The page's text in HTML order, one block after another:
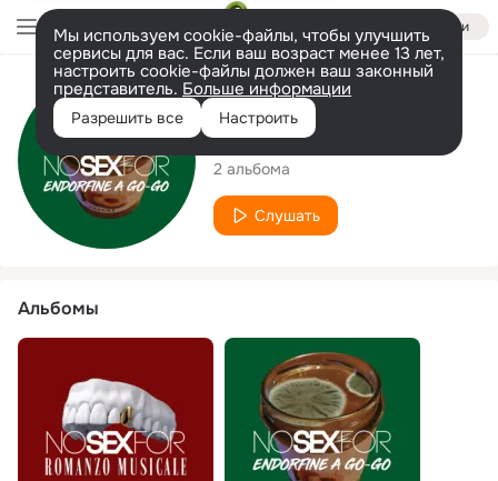
Войти
Мы используем cookie-файлы, чтобы улучшить
сервисы для вас. Если ваш возраст менее 13 лет,
настроить cookie-файлы должен ваш законный
представитель. Больше информации
Разрешить все Настроить
Исполнитель
Nosexfor
2 альбома
Слушать
Альбомы